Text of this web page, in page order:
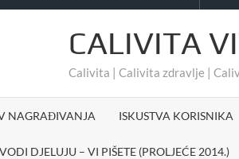
CALIVITA
Calivita | Calivita zdravlje |
NAGRAĐIVANJA ISKUSTVA KORISNIKA
DJELUJU – VI PIŠETE (PROLJEĆE 2014.)